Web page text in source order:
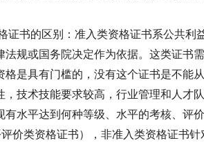
证书的区别：准入类资格证书系公共利
规或国务院决定作为依据。这类证书
是具有门槛的，没有这个证书是不能
技术技能要求较高，行业管理和人才
水平达到何种等级、水平的考核、评价
价类资格证书），非准入类资格证书